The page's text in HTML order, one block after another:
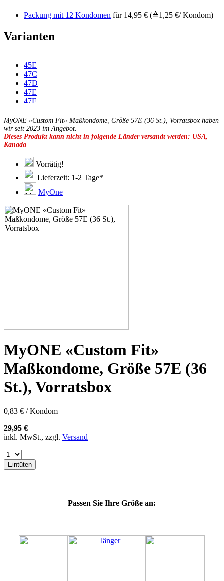
Packung mit 12 Kondomen für 14,95 € (≙1,25 €/ Kondom)
Varianten
45E
47C
47D
47E
47F
49D
49E
49F
49G
51C
51D
51E
51F
51G
53C
53D
53E
57H
57K
60E
60F
60G
60H
60K
60L
64E
64F
64L
64M
MyONE «Custom Fit» Maßkondome, Größe 57E (36 St.), Vorratsbox haben
wir seit 2023 im Angebot.
Dieses Produkt kann nicht in folgende Länder versandt werden: USA,
Kanada
Vorrätig!
Lieferzeit: 1-2 Tage*
MyOne
MyONE «Custom Fit»
Maßkondome, Größe 57E (36
St.), Vorratsbox
0,83 € / Kondom
29,95 €
inkl. MwSt., zzgl. Versand
Eintüten
Passen Sie Ihre Größe an: